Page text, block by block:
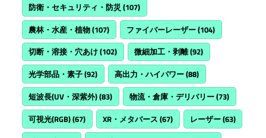
防衛・セキュリティ・防災 (107)
農林・水産・植物(107) ファイバーレーザー(104)
切断・溶接・穴あけ(102) 微細加工・剥離(92)
光学部品・素子(92) 高出力・ハイパワー(88)
短波長(UV・深紫外)(83) 物流・倉庫・デリバリー(73)
可視光(RGB)(67) XR・メタバース (67) レーザー(63)